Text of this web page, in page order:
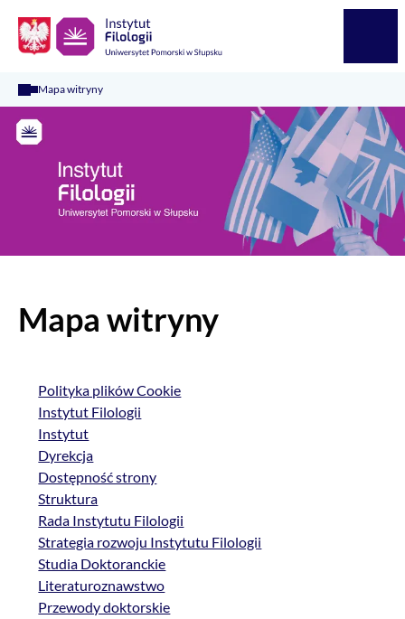
Mapa witryny
Mapa witryny
Polityka plików Cookie
Instytut Filologii
Instytut
Dyrekcja
Dostępność strony
Struktura
Rada Instytutu Filologii
Strategia rozwoju Instytutu Filologii
Studia Doktoranckie
Literaturoznawstwo
Przewody doktorskie